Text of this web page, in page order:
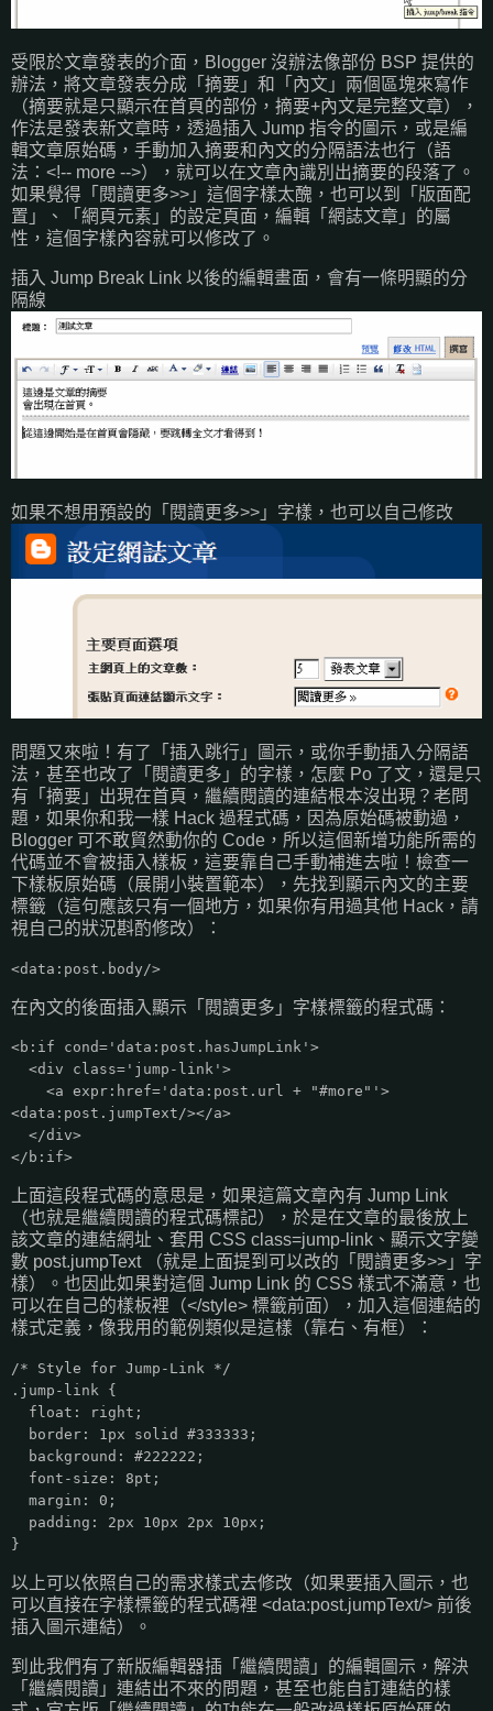
受限於文章發表的介面，Blogger 沒辦法像部份 BSP 提供的
辦法，將文章發表分成「摘要」和「內文」兩個區塊來寫作
（摘要就是只顯示在首頁的部份，摘要+內文是完整文章），
作法是發表新文章時，透過插入 Jump 指令的圖示，或是編
輯文章原始碼，手動加入摘要和內文的分隔語法也行（語
法：<!-- more -->），就可以在文章內識別出摘要的段落了。
如果覺得「閱讀更多>>」這個字樣太醜，也可以到「版面配
置」、「網頁元素」的設定頁面，編輯「網誌文章」的屬
性，這個字樣內容就可以修改了。
插入 Jump Break Link 以後的編輯畫面，會有一條明顯的分
隔線
如果不想用預設的「閱讀更多>>」字樣，也可以自己修改
問題又來啦！有了「插入跳行」圖示，或你手動插入分隔語
法，甚至也改了「閱讀更多」的字樣，怎麼 Po 了文，還是只
有「摘要」出現在首頁，繼續閱讀的連結根本沒出現？老問
題，如果你和我一樣 Hack 過程式碼，因為原始碼被動過，
Blogger 可不敢貿然動你的 Code，所以這個新增功能所需的
代碼並不會被插入樣板，這要靠自己手動補進去啦！檢查一
下樣板原始碼（展開小裝置範本），先找到顯示內文的主要
標籤（這句應該只有一個地方，如果你有用過其他 Hack，請
視自己的狀況斟酌修改）：
<data:post.body/>
在內文的後面插入顯示「閱讀更多」字樣標籤的程式碼：
<b:if cond='data:post.hasJumpLink'>
<div class='jump-link'>
<a expr:href='data:post.url + "#more"'>
<data:post.jumpText/></a>
</div>
</b:if>
上面這段程式碼的意思是，如果這篇文章內有 Jump Link
（也就是繼續閱讀的程式碼標記），於是在文章的最後放上
該文章的連結網址、套用 CSS class=jump-link、顯示文字變
數 post.jumpText （就是上面提到可以改的「閱讀更多>>」字
樣）。也因此如果對這個 Jump Link 的 CSS 樣式不滿意，也
可以在自己的樣板裡（</style> 標籤前面），加入這個連結的
樣式定義，像我用的範例類似是這樣（靠右、有框）：
/* Style for Jump-Link */
.jump-link {
float: right;
border: 1px solid #333333;
background: #222222;
font-size: 8pt;
margin: 0;
padding: 2px 10px 2px 10px;
}
以上可以依照自己的需求樣式去修改（如果要插入圖示，也
可以直接在字樣標籤的程式碼裡 <data:post.jumpText/> 前後
插入圖示連結）。
到此我們有了新版編輯器插「繼續閱讀」的編輯圖示，解決
「繼續閱讀」連結出不來的問題，甚至也能自訂連結的樣